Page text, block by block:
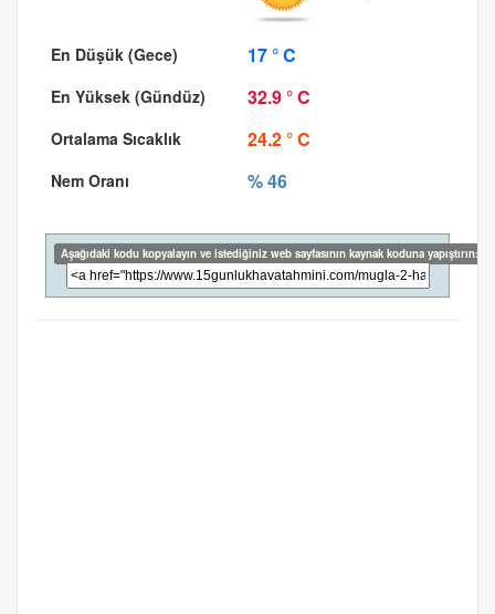
17 ° C
32.9 ° C
24.2 ° C
% 46
Aşağıdaki kodu kopyalayın ve istediğiniz web sayfasının kaynak koduna yapıştırın: